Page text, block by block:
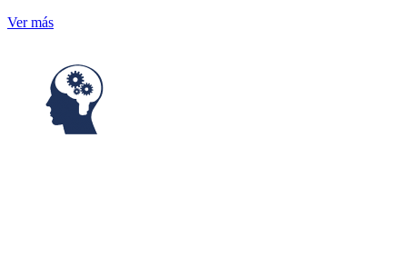
Ver más